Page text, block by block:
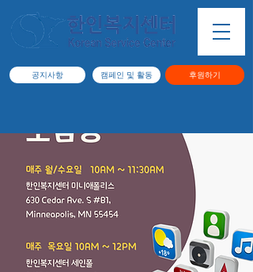
공지사항 캠페인 및 활동 후원하기